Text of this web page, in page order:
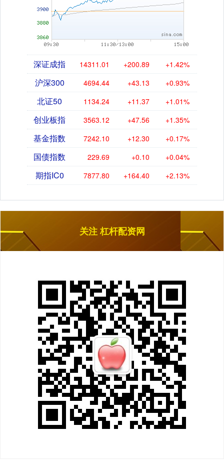
深证成指 14311.01 +200.89 +1.42%
沪深300 4694.44 +43.13 +0.93%
北证50 1134.24 +11.37 +1.01%
创业板指 3563.12 +47.56 +1.35%
基金指数 7242.10 +12.30 +0.17%
国债指数 229.69 +0.10 +0.04%
期指IC0 7877.80 +164.40 +2.13%
关注 杠杆配资网